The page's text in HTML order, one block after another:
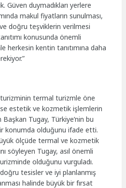
Güven duymadıkları yerlere
makul fiyatların sunulması,
doğru teşviklerin verilmesi
konusunda önemli
herkesin kentin tanıtımına daha
turizminin termal turizmle öne
ise estetik ve kozmetik işlemlerin
Başkan Tugay, Türkiye’nin bu
konumda olduğunu ifade etti.
ölçüde termal ve kozmetik
söyleyen Tugay, asıl önemli
olduğunu vurguladı.
tesisler ve iyi planlanmış
halinde büyük bir fırsat